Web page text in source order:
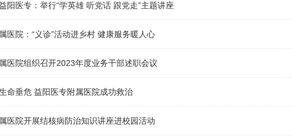
阳医专：举行“学英雄 听党话 跟党走”主题讲座
医院：“义诊”活动进乡村 健康服务暖人心
医院组织召开2023年度业务干部述职会议
命垂危 益阳医专附属医院成功救治
医院开展结核病防治知识讲座进校园活动